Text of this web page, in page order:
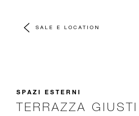
SALE E LOCATION
SPAZI ESTERNI
TERRAZZA GIUSTI